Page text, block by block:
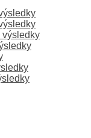
výsledky